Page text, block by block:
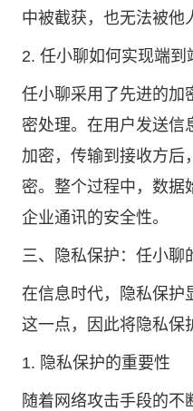
中被截获，也无法被他
2. 任小聊如何实现端到
任小聊采用了先进的加
密处理。在用户发送信
加密，传输到接收方后
密。整个过程中，数据
企业通讯的安全性。
三、隐私保护：任小聊
在信息时代，隐私保护
这一点，因此将隐私保
1. 隐私保护的重要性
随着网络攻击手段的